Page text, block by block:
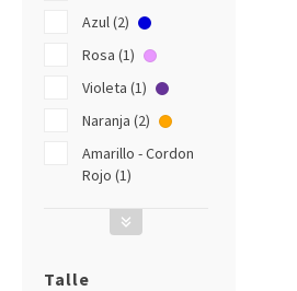
Azul (2)
Rosa (1)
Violeta (1)
Naranja (2)
Amarillo - Cordon
Rojo (1)
Talle